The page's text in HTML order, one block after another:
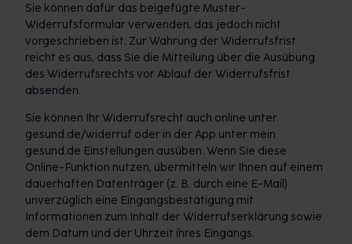
Sie können dafür das beigefügte Muster-
Widerrufsformular verwenden, das jedoch nicht
vorgeschrieben ist. Zur Wahrung der Widerrufsfrist
reicht es aus, dass Sie die Mitteilung über die Ausübung
des Widerrufsrechts vor Ablauf der Widerrufsfrist
absenden.
Sie können Ihr Widerrufsrecht auch online unter
gesund.de/widerruf oder in der App unter mein
gesund.de Einstellungen ausüben. Wenn Sie diese
Online-Funktion nutzen, übermitteln wir Ihnen auf einem
dauerhaften Datenträger (z. B. durch eine E-Mail)
unverzüglich eine Eingangsbestätigung mit
Informationen zum Inhalt der Widerrufserklärung sowie
dem Datum und der Uhrzeit ihres Eingangs.